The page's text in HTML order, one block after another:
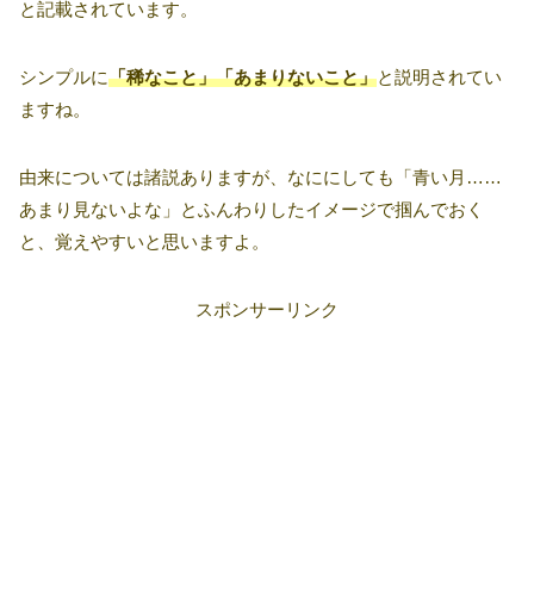
と記載されています。
シンプルに「稀なこと」「あまりないこと」と説明されてい
ますね。
由来については諸説ありますが、なににしても「青い月……
あまり見ないよな」とふんわりしたイメージで掴んでおく
と、覚えやすいと思いますよ。
スポンサーリンク